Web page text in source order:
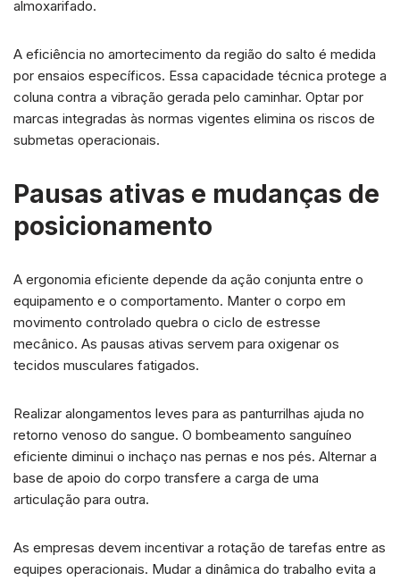
almoxarifado.
A eficiência no amortecimento da região do salto é medida
por ensaios específicos. Essa capacidade técnica protege a
coluna contra a vibração gerada pelo caminhar. Optar por
marcas integradas às normas vigentes elimina os riscos de
submetas operacionais.
Pausas ativas e mudanças de
posicionamento
A ergonomia eficiente depende da ação conjunta entre o
equipamento e o comportamento. Manter o corpo em
movimento controlado quebra o ciclo de estresse
mecânico. As pausas ativas servem para oxigenar os
tecidos musculares fatigados.
Realizar alongamentos leves para as panturrilhas ajuda no
retorno venoso do sangue. O bombeamento sanguíneo
eficiente diminui o inchaço nas pernas e nos pés. Alternar a
base de apoio do corpo transfere a carga de uma
articulação para outra.
As empresas devem incentivar a rotação de tarefas entre as
equipes operacionais. Mudar a dinâmica do trabalho evita a